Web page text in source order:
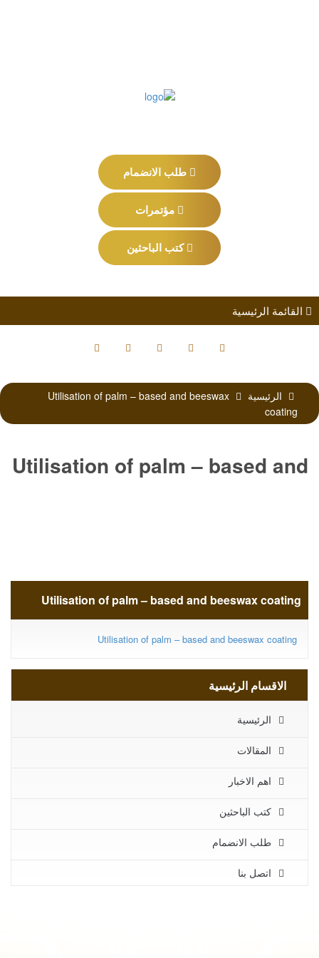
طلب الانضمام
مؤتمرات
كتب الباحثين
القائمة الرئيسية
الرئيسية
Utilisation of palm – based and beeswax
coating
Utilisation of palm – based and
Utilisation of palm – based and beeswax coating
Utilisation of palm – based and beeswax coating
الاقسام الرئيسية
الرئيسية
المقالات
اهم الاخبار
كتب الباحثين
طلب الانضمام
اتصل بنا